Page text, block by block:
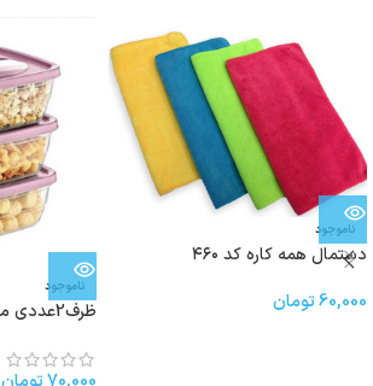
ناموجود
دستمال همه کاره کد ۴۶۰
60,000تومان
ناموجود
ظرف2عددی مرسه کد ۱۴۲